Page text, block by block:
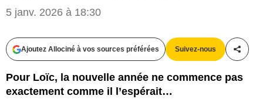
5 janv. 2026 à 18:30
Ajoutez Allociné à vos sources préférées Suivez-nous
Pour Loïc, la nouvelle année ne commence pas
exactement comme il l’espérait…